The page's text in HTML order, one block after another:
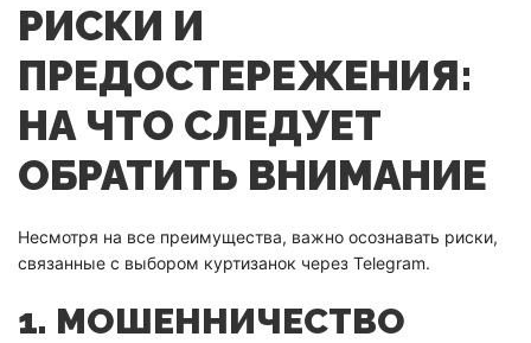
РИСКИ И
ПРЕДОСТЕРЕЖЕНИЯ:
НА ЧТО СЛЕДУЕТ
ОБРАТИТЬ ВНИМАНИЕ
Несмотря на все преимущества, важно осознавать риски,
связанные с выбором куртизанок через Telegram.
1. МОШЕННИЧЕСТВО